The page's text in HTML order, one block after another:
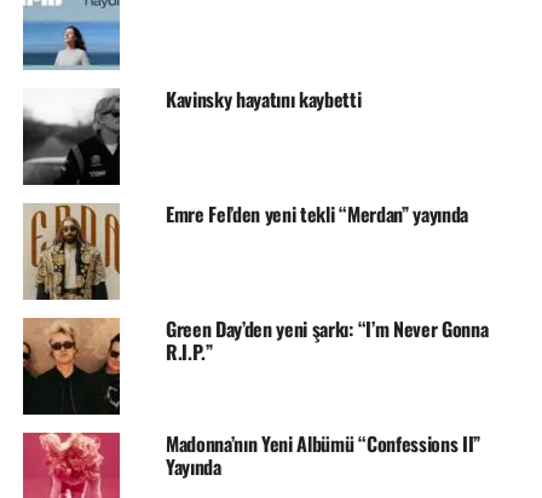
Kavinsky hayatını kaybetti
Emre Fel’den yeni tekli “Merdan” yayında
Green Day’den yeni şarkı: “I’m Never Gonna
R.I.P.”
Madonna’nın Yeni Albümü “Confessions II”
Yayında